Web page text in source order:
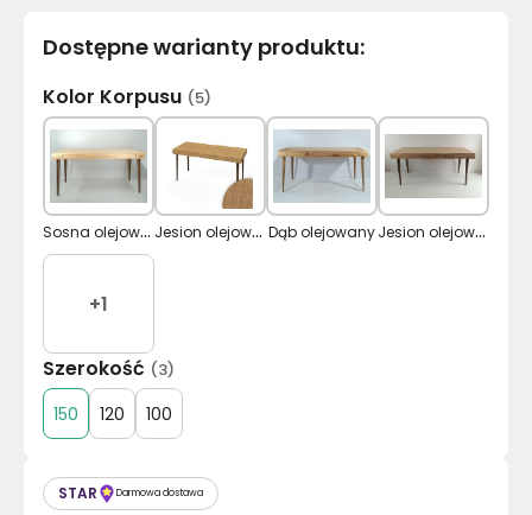
STAR Darmowa dostawa
Dostępne warianty produktu:
Kolor Korpusu (5)
S
osna olejowana J
esion olejowany Dąb olejowany J
esion olejowany biały
+1
Szerokość (3)
150 120 100